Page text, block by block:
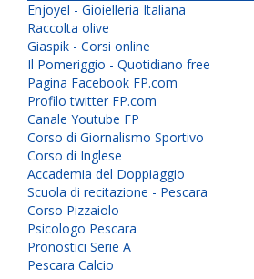
Enjoyel - Gioielleria Italiana
Raccolta olive
Giaspik - Corsi online
Il Pomeriggio - Quotidiano free
Pagina Facebook FP.com
Profilo twitter FP.com
Canale Youtube FP
Corso di Giornalismo Sportivo
Corso di Inglese
Accademia del Doppiaggio
Scuola di recitazione - Pescara
Corso Pizzaiolo
Psicologo Pescara
Pronostici Serie A
Pescara Calcio